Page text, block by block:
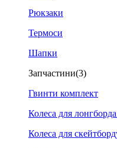
Рюкзаки
Термоси
Шапки
Запчастини(3)
Гвинти комплект
Колеса для
Колеса для